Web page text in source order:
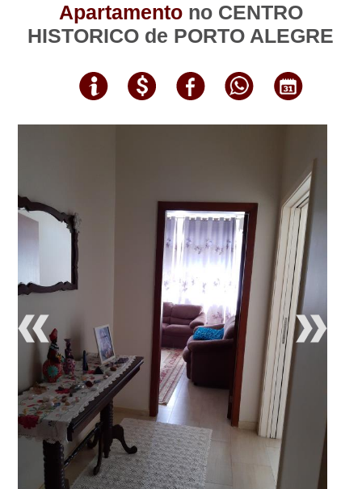
Apartamentono CENTRO
HISTORICO de PORTO ALEGRE